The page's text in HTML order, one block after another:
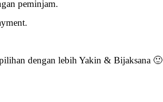
peminjam.
dengan lebih Yakin & Bijaksana 🙂